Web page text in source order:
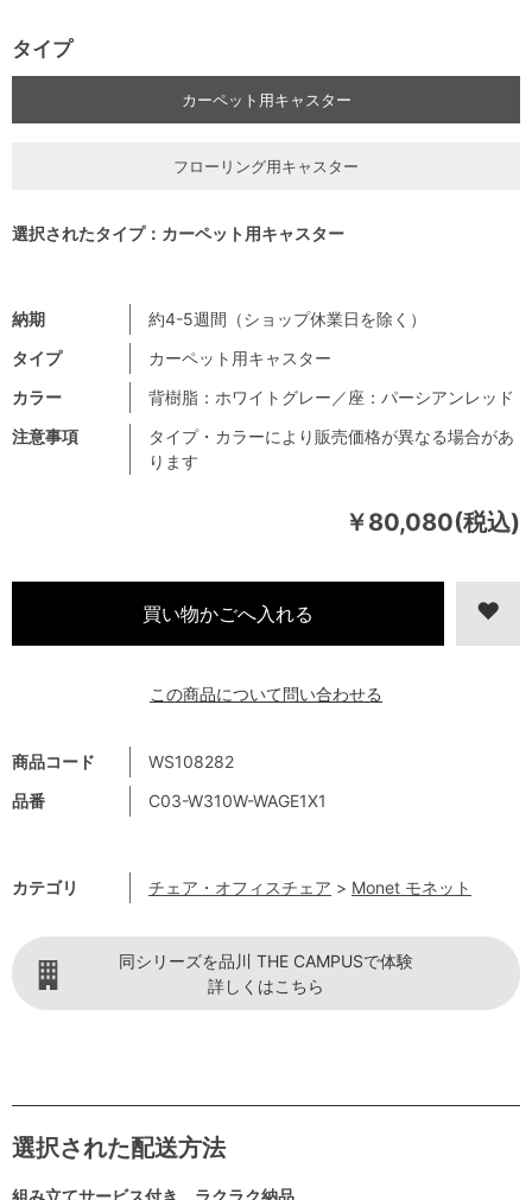
￥80,080(税込)
商品コード
WS108282
品番
C03-W310W-WAGE1X1
カテゴリ チェア・オフィスチェア > Monet モネット
注意事項
タイプ・カラーにより販売価格が異なる場合があ
ります
納期
約4-5週間（ショップ休業日を除く）
タイプ
カーペット用キャスター
カラー
背樹脂：ホワイトグレー／座：パーシアンレッド
タイプ
カーペット用キャスター
フローリング用キャスター
選択されたタイプ：カーペット用キャスター
この商品について問い合わせる
同シリーズを品川 THE CAMPUSで体験
詳しくはこちら
選択された配送方法